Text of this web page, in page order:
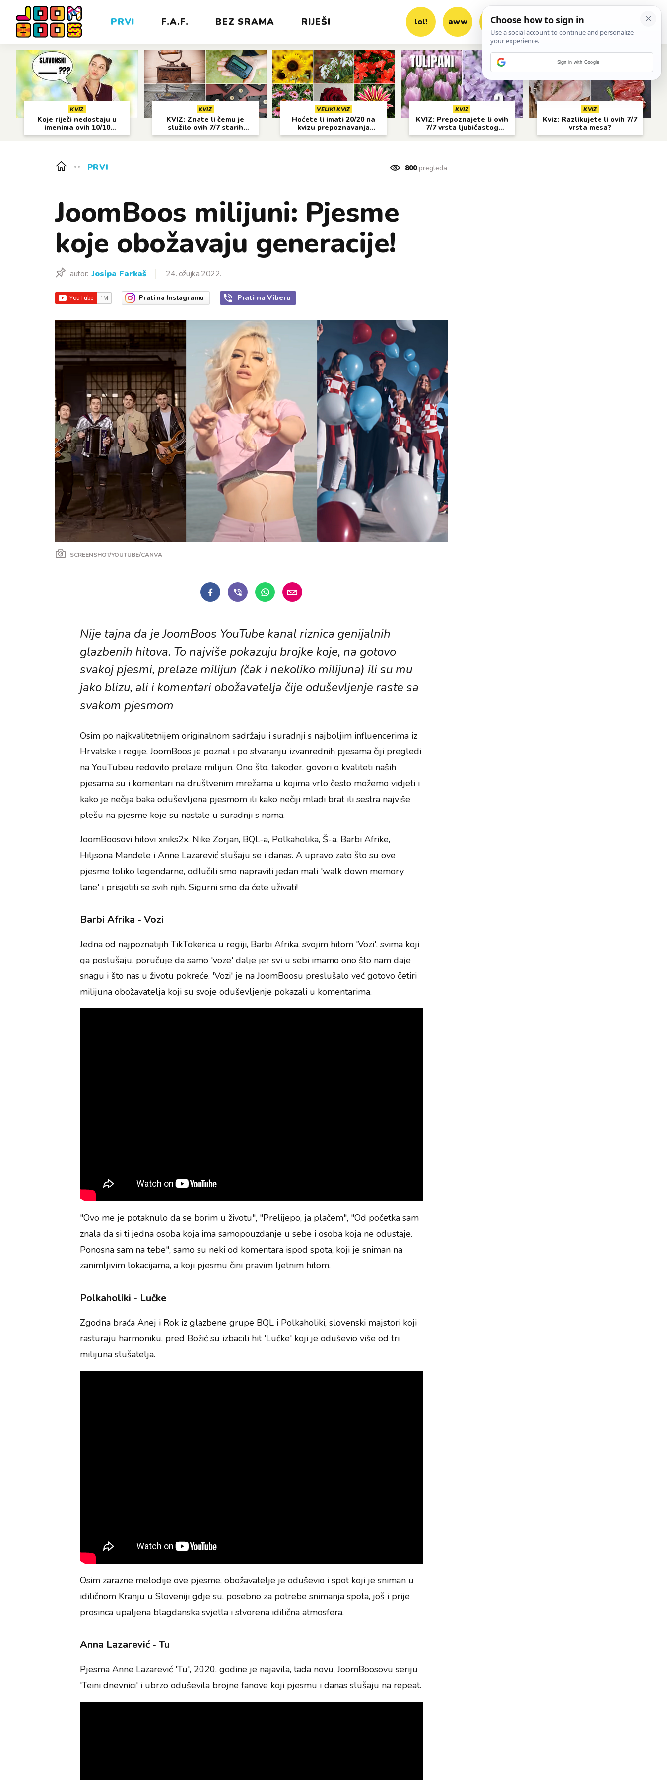
PRVI F.A.F. BEZ SRAMA RIJEŠI lol! aww vrh! woot?!
KVIZ
Koje riječi nedostaju u
imenima ovih 10/10
gradova?
KVIZ
KVIZ: Znate li čemu je
služilo ovih 7/7 starih
predmeta?
VELIKI KVIZ
Hoćete li imati 20/20 na
kvizu prepoznavanja
cvijeća?
KVIZ
KVIZ: Prepoznajete li ovih
7/7 vrsta ljubičastog
cvijeća?
KVIZ
Kviz: Razlikujete li ovih 7/7
vrsta mesa?
PRVI 800pregleda
JoomBoos milijuni: Pjesme
koje obožavaju generacije!
autor: Josipa Farkaš 24. ožujka 2022.
Prati na Instagramu Prati na Viberu
SCREENSHOT/YOUTUBE/CANVA
Nije tajna da je JoomBoos YouTube kanal riznica genijalnih
glazbenih hitova. To najviše pokazuju brojke koje, na gotovo
svakoj pjesmi, prelaze milijun (čak i nekoliko milijuna) ili su mu
jako blizu, ali i komentari obožavatelja čije oduševljenje raste sa
svakom pjesmom
Osim po najkvalitetnijem originalnom sadržaju i suradnji s najboljim influencerima iz
Hrvatske i regije, JoomBoos je poznat i po stvaranju izvanrednih pjesama čiji pregledi
na YouTubeu redovito prelaze milijun. Ono što, također, govori o kvaliteti naših
pjesama su i komentari na društvenim mrežama u kojima vrlo često možemo vidjeti i
kako je nečija baka oduševljena pjesmom ili kako nečiji mlađi brat ili sestra najviše
plešu na pjesme koje su nastale u suradnji s nama.
JoomBoosovi hitovi xniks2x, Nike Zorjan, BQL-a, Polkaholika, Š-a, Barbi Afrike,
Hiljsona Mandele i Anne Lazarević slušaju se i danas. A upravo zato što su ove
pjesme toliko legendarne, odlučili smo napraviti jedan mali 'walk down memory
lane' i prisjetiti se svih njih. Sigurni smo da ćete uživati!
Barbi Afrika - Vozi
Jedna od najpoznatijih TikTokerica u regiji, Barbi Afrika, svojim hitom 'Vozi', svima koji
ga poslušaju, poručuje da samo 'voze' dalje jer svi u sebi imamo ono što nam daje
snagu i što nas u životu pokreće. 'Vozi' je na JoomBoosu preslušalo već gotovo četiri
milijuna obožavatelja koji su svoje oduševljenje pokazali u komentarima.
"Ovo me je potaknulo da se borim u životu", "Prelijepo, ja plačem", "Od početka sam
znala da si ti jedna osoba koja ima samopouzdanje u sebe i osoba koja ne odustaje.
Ponosna sam na tebe", samo su neki od komentara ispod spota, koji je sniman na
zanimljivim lokacijama, a koji pjesmu čini pravim ljetnim hitom.
Polkaholiki - Lučke
Zgodna braća Anej i Rok iz glazbene grupe BQL i Polkaholiki, slovenski majstori koji
rasturaju harmoniku, pred Božić su izbacili hit 'Lučke' koji je oduševio više od tri
milijuna slušatelja.
Osim zarazne melodije ove pjesme, obožavatelje je oduševio i spot koji je sniman u
idiličnom Kranju u Sloveniji gdje su, posebno za potrebe snimanja spota, još i prije
prosinca upaljena blagdanska svjetla i stvorena idilična atmosfera.
Anna Lazarević - Tu
Pjesma Anne Lazarević 'Tu', 2020. godine je najavila, tada novu, JoomBoosovu seriju
'Teini dnevnici' i ubrzo oduševila brojne fanove koji pjesmu i danas slušaju na repeat.
Sign in with Google